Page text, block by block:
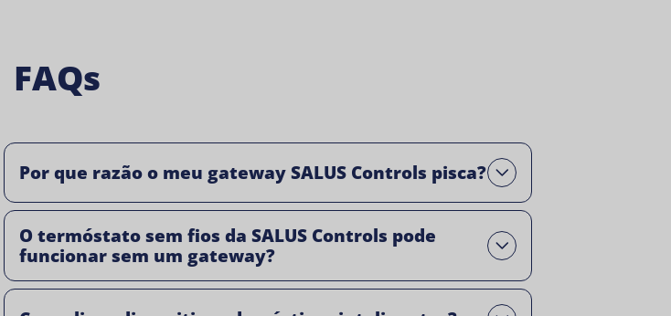
FAQs
Por que razão o meu gateway SALUS Controls pisca?
Open
O termóstato sem fios da SALUS Controls pode
funcionar sem um gateway?
Open